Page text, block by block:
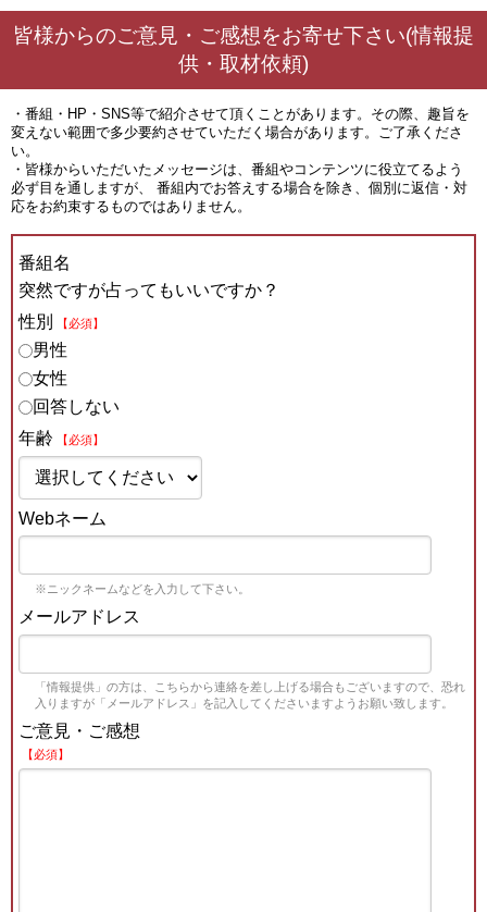
皆様からのご意見・ご感想をお寄せ下さい(情報提
供・取材依頼)
・番組・HP・SNS等で紹介させて頂くことがあります。その際、趣旨を
変えない範囲で多少要約させていただく場合があります。ご了承くださ
い。
・皆様からいただいたメッセージは、番組やコンテンツに役立てるよう
必ず目を通しますが、 番組内でお答えする場合を除き、個別に返信・対
応をお約束するものではありません。
番組名
突然ですが占ってもいいですか？
性別
【必須】
男性
女性
回答しない
年齢
【必須】
Webネーム
※ニックネームなどを入力して下さい。
メールアドレス
「情報提供」の方は、こちらから連絡を差し上げる場合もございますので、恐れ
入りますが「メールアドレス」を記入してくださいますようお願い致します。
ご意見・ご感想
【必須】